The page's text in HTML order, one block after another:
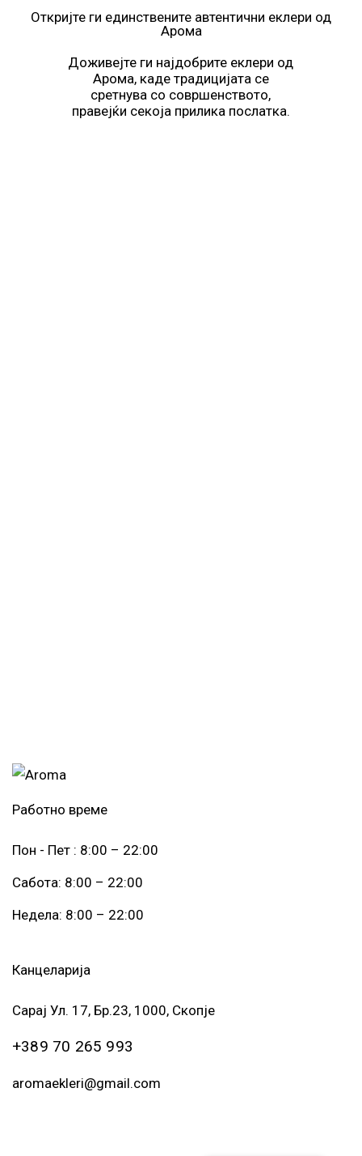
Откријте ги единствените автентични еклери од
Арома
Доживејте ги најдобрите еклери од
Арома, каде традицијата се
сретнува со совршенството,
правејќи секоја прилика послатка.
Работно време
Пон - Пет : 8:00 – 22:00
Сабота: 8:00 – 22:00
Недела: 8:00 – 22:00
Канцеларија
Сарај Ул. 17, Бр.23, 1000, Скопје
+389 70 265 993
aromaekleri@gmail.com